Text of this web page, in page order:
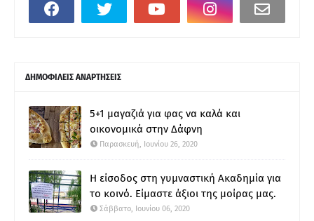
ΔΗΜΟΦΙΛΕΙΣ ΑΝΑΡΤΗΣΕΙΣ
5+1 μαγαζιά για φας να καλά και
οικονομικά στην Δάφνη
Παρασκευή, Ιουνίου 26, 2020
Η είσοδος στη γυμναστική Ακαδημία για
το κοινό. Είμαστε άξιοι της μοίρας μας.
Σάββατο, Ιουνίου 06, 2020